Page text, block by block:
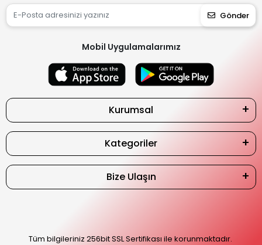
Gönder
Mobil Uygulamalarımız
Kurumsal
Kategoriler
Bize Ulaşın
Tüm bilgileriniz 256bit SSL Sertifikası ile korunmaktadır.